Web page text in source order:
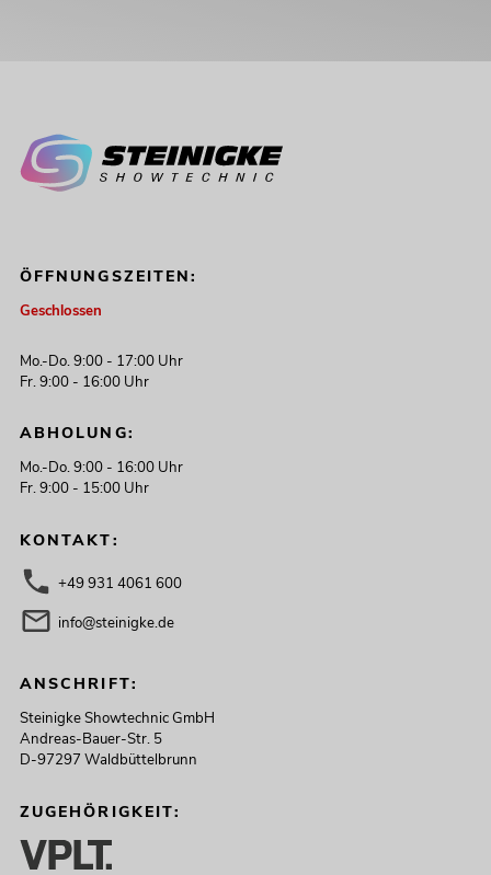
ÖFFNUNGSZEITEN:
Geschlossen
Mo.-Do. 9:00 - 17:00 Uhr
Fr. 9:00 - 16:00 Uhr
ABHOLUNG:
Mo.-Do. 9:00 - 16:00 Uhr
Fr. 9:00 - 15:00 Uhr
KONTAKT:
+49 931 4061 600
info@steinigke.de
ANSCHRIFT:
Steinigke Showtechnic GmbH
Andreas-Bauer-Str. 5
D-97297 Waldbüttelbrunn
ZUGEHÖRIGKEIT: